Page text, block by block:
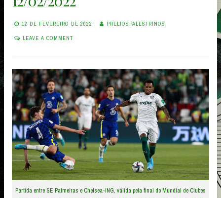
12 DE FEVEREIRO DE 2022 PRELIOSPALESTRINOS
LEAVE A COMMENT
Partida entre SE Palmeiras e Chelsea-ING, válida pela final do Mundial de Clubes